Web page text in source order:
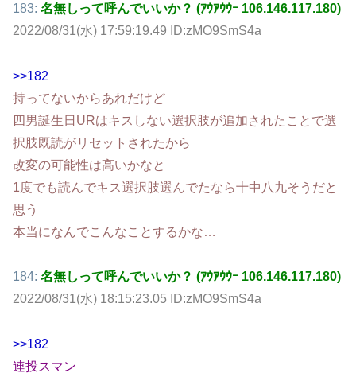
183: 名無しって呼んでいいか？ (ｱｳｱｳｳｰ 106.146.117.180)
2022/08/31(水) 17:59:19.49 ID:zMO9SmS4a
>>182
持ってないからあれだけど
四男誕生日URはキスしない選択肢が追加されたことで選
択肢既読がリセットされたから
改変の可能性は高いかなと
1度でも読んでキス選択肢選んでたなら十中八九そうだと
思う
本当になんでこんなことするかな…
184: 名無しって呼んでいいか？ (ｱｳｱｳｳｰ 106.146.117.180)
2022/08/31(水) 18:15:23.05 ID:zMO9SmS4a
>>182
連投スマン